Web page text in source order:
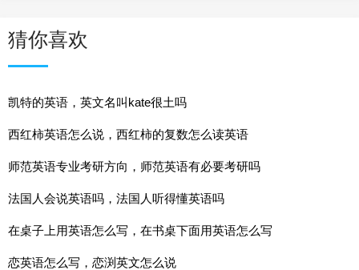
猜你喜欢
凯特的英语，英文名叫kate很土吗
西红柿英语怎么说，西红柿的复数怎么读英语
师范英语专业考研方向，师范英语有必要考研吗
法国人会说英语吗，法国人听得懂英语吗
在桌子上用英语怎么写，在书桌下面用英语怎么写
恋英语怎么写，恋渕英文怎么说